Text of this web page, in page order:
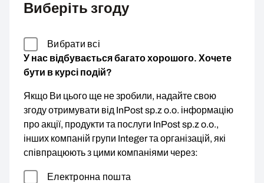
Виберіть згоду
Вибрати всі
У нас відбувається багато хорошого. Хочете
бути в курсі подій?
Якщо Ви цього ще не зробили, надайте свою
згоду отримувати від InPost sp.z o.o. інформацію
про акції, продукти та послуги InPost sp.z o.o.,
інших компаній групи Integer та організацій, які
співпрацюють з цими компаніями через:
Електронна пошта